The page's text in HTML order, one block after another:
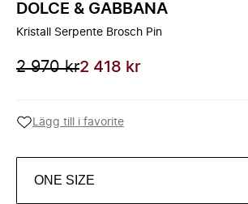
DOLCE & GABBANA
Kristall Serpente Brosch Pin
2 970 kr2 418 kr
Lägg till i favorite
ONE SIZE